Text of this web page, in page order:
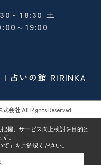
～18:30 土
～19:00
占いの館 RIRINKA
会社 All Rights Reserved.
握、サービス向上検討を目的と
。
て」 をご確認ください。